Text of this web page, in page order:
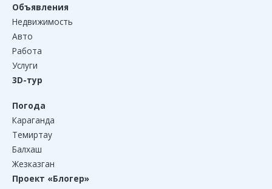
Объявления
Недвижимость
Авто
Работа
Услуги
3D-тур
Погода
Караганда
Темиртау
Балхаш
Жезказган
Проект «Блогер»